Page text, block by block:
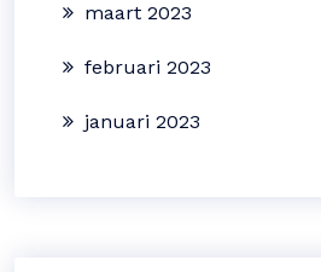
maart 2023
februari 2023
januari 2023